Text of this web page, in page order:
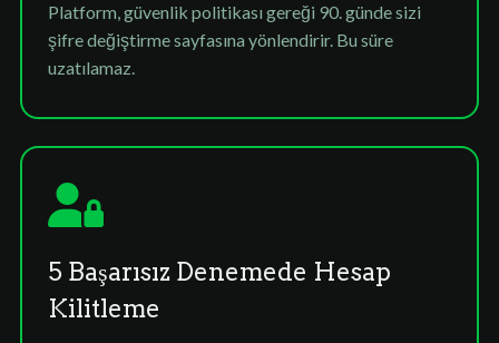
Platform, güvenlik politikası gereği 90. günde sizi
şifre değiştirme sayfasına yönlendirir. Bu süre
uzatılamaz.
5 Başarısız Denemede Hesap
Kilitleme